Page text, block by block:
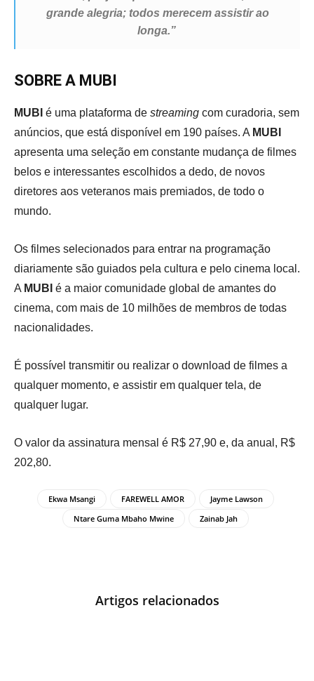
grande alegria; todos merecem assistir ao
longa.”
SOBRE A MUBI
MUBI é uma plataforma de streaming com curadoria, sem
anúncios, que está disponível em 190 países. A MUBI
apresenta uma seleção em constante mudança de filmes
belos e interessantes escolhidos a dedo, de novos
diretores aos veteranos mais premiados, de todo o
mundo.
Os filmes selecionados para entrar na programação
diariamente são guiados pela cultura e pelo cinema local.
A MUBI é a maior comunidade global de amantes do
cinema, com mais de 10 milhões de membros de todas
nacionalidades.
É possível transmitir ou realizar o download de filmes a
qualquer momento, e assistir em qualquer tela, de
qualquer lugar.
O valor da assinatura mensal é R$ 27,90 e, da anual, R$
202,80.
Ekwa Msangi FAREWELL AMOR
Jayme Lawson
Ntare Guma Mbaho Mwine
Zainab Jah
Artigos relacionados